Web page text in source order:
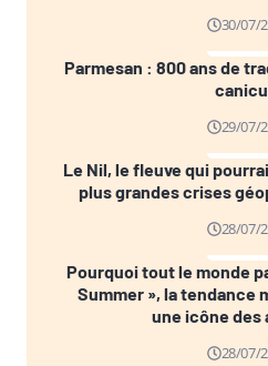
30/07/
Parmesan : 800 ans de
29/07/
Le Nil, le fleuve qui
plus grandes crises
28/07/
Pourquoi tout le monde
Summer », la tendance
une icône des
28/07/